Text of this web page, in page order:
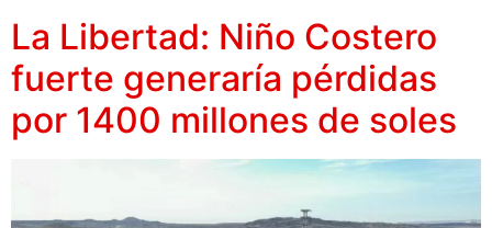
La Libertad: Niño Costero
fuerte generaría pérdidas
por 1400 millones de soles